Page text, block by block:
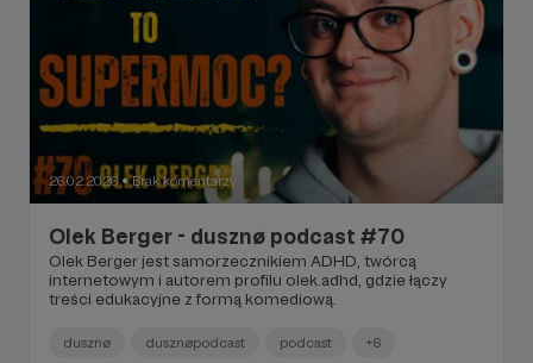
26.02.2026 ● Brak komentarzy
Olek Berger - dusznø podcast #70
Olek Berger jest samorzecznikiem ADHD, twórcą
internetowym i autorem profilu olek.adhd, gdzie łączy
treści edukacyjne z formą komediową.
dusznø dusznøpodcast podcast +6